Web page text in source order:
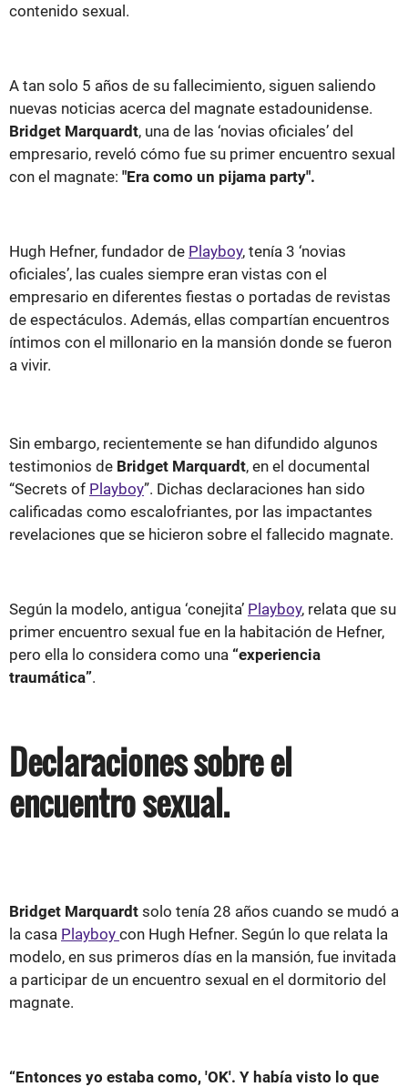
contenido sexual.
A tan solo 5 años de su fallecimiento, siguen saliendo
nuevas noticias acerca del magnate estadounidense.
Bridget Marquardt, una de las ‘novias oficiales’ del
empresario, reveló cómo fue su primer encuentro sexual
con el magnate: "Era como un pijama party".
Hugh Hefner, fundador de Playboy, tenía 3 ‘novias
oficiales’, las cuales siempre eran vistas con el
empresario en diferentes fiestas o portadas de revistas
de espectáculos. Además, ellas compartían encuentros
íntimos con el millonario en la mansión donde se fueron
a vivir.
Sin embargo, recientemente se han difundido algunos
testimonios de Bridget Marquardt, en el documental
“Secrets of Playboy”. Dichas declaraciones han sido
calificadas como escalofriantes, por las impactantes
revelaciones que se hicieron sobre el fallecido magnate.
Según la modelo, antigua ‘conejita’ Playboy, relata que su
primer encuentro sexual fue en la habitación de Hefner,
pero ella lo considera como una “experiencia
traumática”.
Declaraciones sobre el
encuentro sexual.
Bridget Marquardt solo tenía 28 años cuando se mudó a
la casa Playboy con Hugh Hefner. Según lo que relata la
modelo, en sus primeros días en la mansión, fue invitada
a participar de un encuentro sexual en el dormitorio del
magnate.
“Entonces yo estaba como, 'OK'. Y había visto lo que